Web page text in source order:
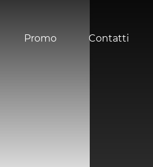
Promo Contatti